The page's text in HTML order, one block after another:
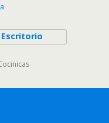
Escritorio